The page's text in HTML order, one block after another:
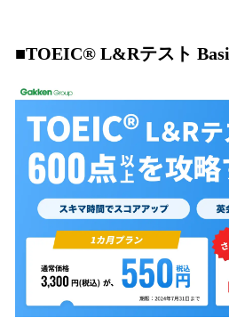
■TOEIC® L&Rテスト